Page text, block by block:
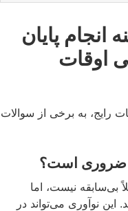
انجام پایان
اوقات
رایج، به برخی از سوالات
ضروری است؟
بی‌سابقه نیست، اما
این نوآوری می‌تواند در